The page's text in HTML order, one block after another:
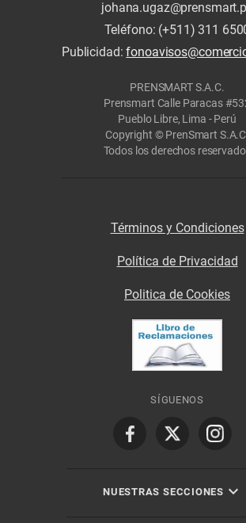
Teléfono: (+511) 311
Publicidad:
PRENSMART S.A.C.
Prensmart Calle Paracas
Pueblo Libre, Lima - Perú
Copyright © PrenSmart
Todos los derechos
Términos y Condiciones
Política de Privacidad
Politica de Cookies
SÍGUENOS
NUESTRAS SECCIONES